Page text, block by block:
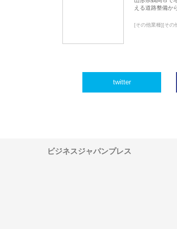
える道路整備か
[その他業種][その
twitter
ビジネスジャパンプレス